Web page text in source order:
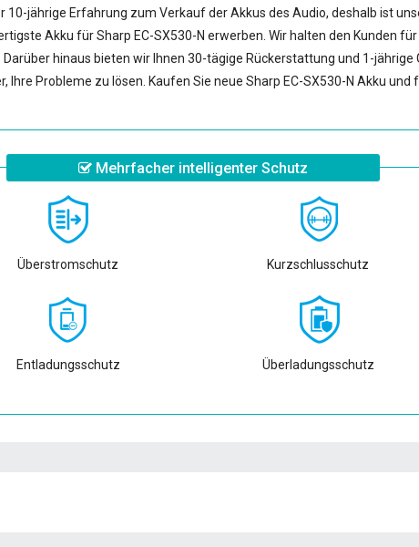
10-jährige Erfahrung zum Verkauf der Akkus des Audio, deshalb ist
Akku für Sharp EC-SX530-N erwerben. Wir halten den Kunden
hinaus bieten wir Ihnen 30-tägige Rückerstattung und 1-jährige
Ihre Probleme zu lösen. Kaufen Sie neue Sharp EC-SX530-N Akku und
Mehrfacher intelligenter Schutz
Überstromschutz Kurzschlusschutz
Entladungsschutz Überladungsschutz